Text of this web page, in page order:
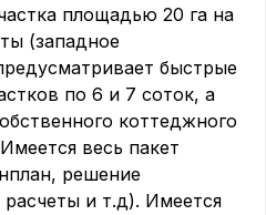
площадью 20 га на
(западное
быстрые
по 6 и 7 соток, а
коттеджного
весь пакет
решение
и т.д). Имеется